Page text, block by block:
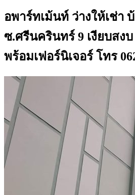
อพาร์ทเม้นท์ ว่างให้เช่า
ซ.ศรีนครินทร์ 9 เงียบสง
พร้อมเฟอร์นิเจอร์ โทร